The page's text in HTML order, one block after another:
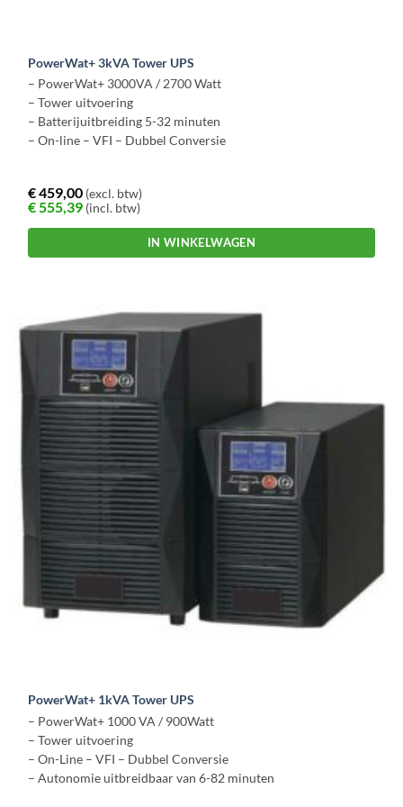
PowerWat+ 3kVA Tower UPS
– PowerWat+ 3000VA / 2700 Watt
– Tower uitvoering
– Batterijuitbreiding 5-32 minuten
– On-line – VFI – Dubbel Conversie
€459,00 (excl. btw)
€555,39 (incl. btw)
IN WINKELWAGEN
meerdere
variaties.
kan
gekozen
worden
productpagina
PowerWat+ 1kVA Tower UPS
– PowerWat+ 1000 VA / 900Watt
– Tower uitvoering
– On-Line – VFI – Dubbel Conversie
– Autonomie uitbreidbaar van 6-82 minuten